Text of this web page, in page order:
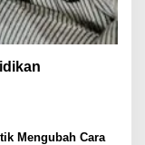
Mengubah Cara